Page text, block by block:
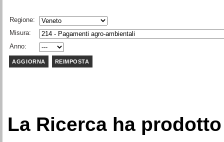
Regione:
Misura:
Anno:
La Ricerca ha